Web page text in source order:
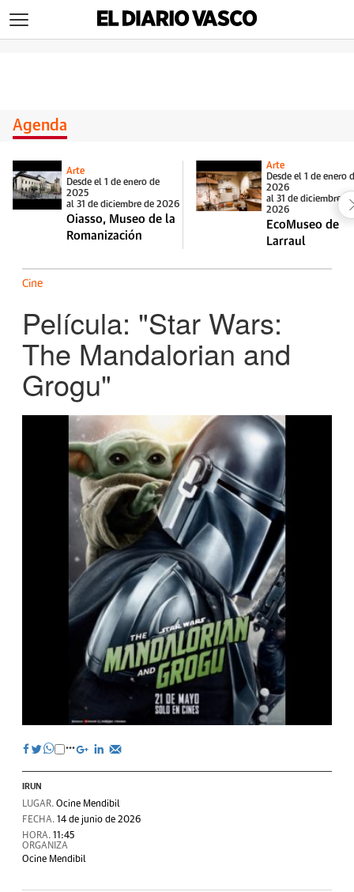
Agenda
Arte
Desde el 1 de enero de
2025
al 31 de diciembre de 2026
Oiasso, Museo de la
Romanización
Arte
Desde el 1 de enero
2026
al 31 de diciembre de
2026
EcoMuseo de
Larraul
Cine
Película: "Star Wars:
The Mandalorian and
Grogu"
IRUN
LUGAR. Ocine Mendibil
FECHA. 14 de junio de 2026
HORA. 11:45
ORGANIZA
Ocine Mendibil